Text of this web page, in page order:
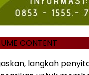
CONTENT
langkah